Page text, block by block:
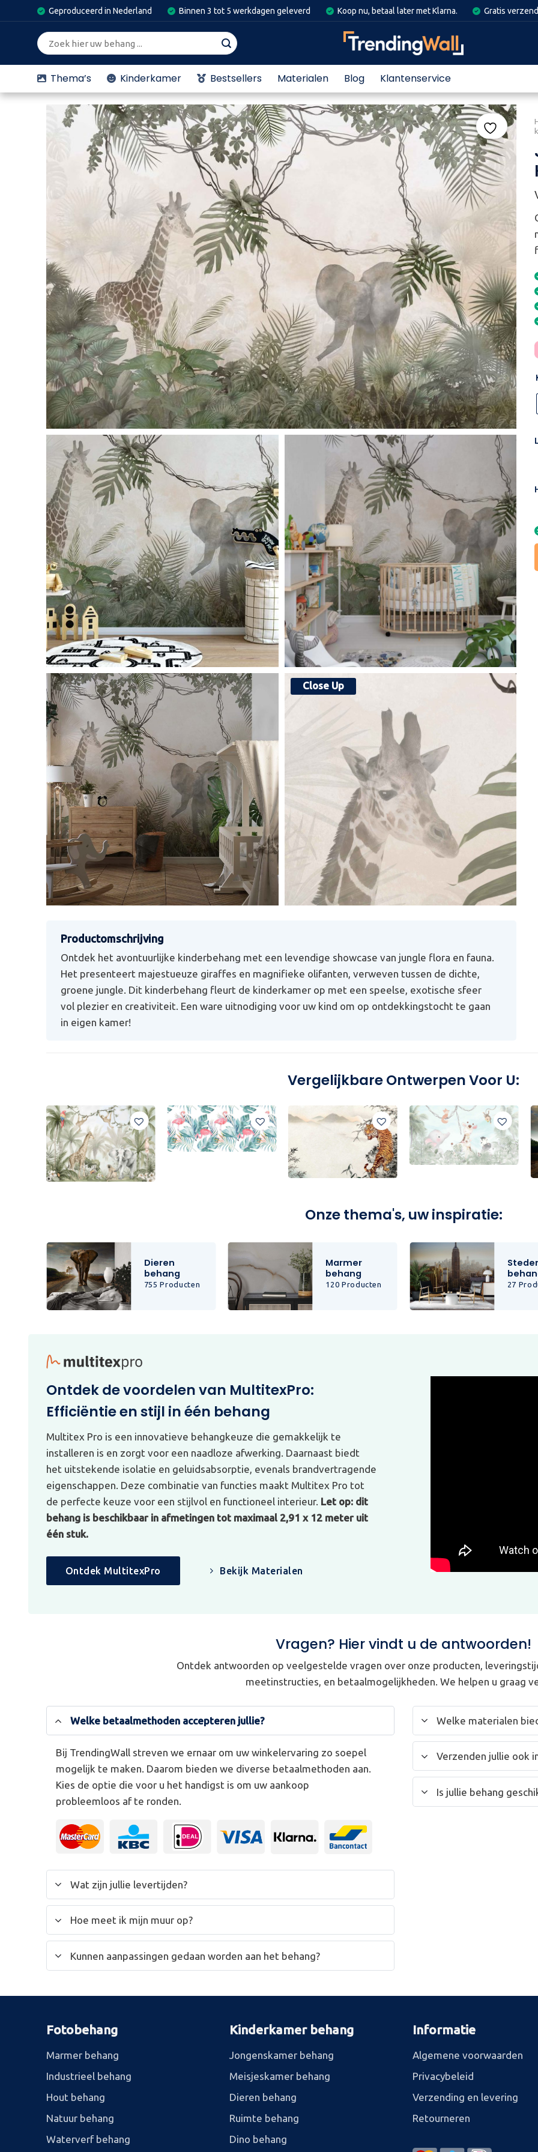
to
Geproduceerd in Nederland Binnen 3 tot 5 werkdagen geleverd Koop nu, betaal later met Klarna. Gratis
Zoeken
naar:
Thema’s Kinderkamer Bestsellers Materialen Blog Klantenservice
Ontdek het avontuurlijke kinderbehang met een levendige showcase van jungle flora en fauna.
Het presenteert majestueuze giraffes en magnifieke olifanten, verweven tussen de dichte,
groene jungle. Dit kinderbehang fleurt de kinderkamer op met een speelse, exotische sfeer
vol plezier en creativiteit. Een ware uitnodiging voor uw kind om op ontdekkingstocht te gaan
in eigen kamer!
Vergelijkbare Ontwerpen Voor U:
Onze thema's, uw inspiratie:
Dieren
behang
755 Producten
Marmer
behang
120 Producten 27
Ontdek de voordelen van MultitexPro:
Efficiëntie en stijl in één behang
Multitex Pro is een innovatieve behangkeuze die gemakkelijk te
installeren is en zorgt voor een naadloze afwerking. Daarnaast biedt
het uitstekende isolatie en geluidsabsorptie, evenals brandvertragende
eigenschappen. Deze combinatie van functies maakt Multitex Pro tot
de perfecte keuze voor een stijlvol en functioneel interieur. Let op: dit
behang is beschikbaar in afmetingen tot maximaal 2,91 x 12 meter uit
één stuk.
Ontdek MultitexPro Bekijk Materialen
Vragen? Hier vindt u de antwoorden!
Ontdek antwoorden op veelgestelde vragen over onze producten,
meetinstructies, en betaalmogelijkheden. We helpen u graag
Welke betaalmethoden accepteren jullie?
Bij TrendingWall streven we ernaar om uw winkelervaring zo soepel
mogelijk te maken. Daarom bieden we diverse betaalmethoden aan.
Kies de optie die voor u het handigst is om uw aankoop
probleemloos af te ronden.
Wat zijn jullie levertijden?
Hoe meet ik mijn muur op?
Kunnen aanpassingen gedaan worden aan het behang?
Welke materialen
Verzenden jullie ook
Is jullie behang
Fotobehang
Marmer behang
Industrieel behang
Hout behang
Natuur behang
Waterverf behang
Kinderkamer behang
Jongenskamer behang
Meisjeskamer behang
Dieren behang
Ruimte behang
Dino behang
Informatie
Algemene voorwaarden
Privacybeleid
Verzending en levering
Retourneren